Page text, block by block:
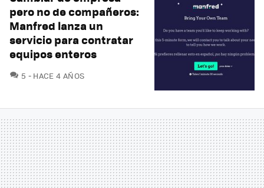
pero no de compañeros:
Manfred lanza un
servicio para contratar
equipos enteros
5 COMENTARIOS
HACE 4 AÑOS